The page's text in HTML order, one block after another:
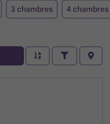
3 chambres 4 chambres